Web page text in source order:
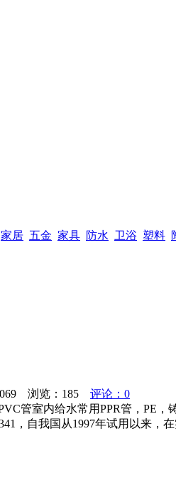
家居 五金 家具 防水 卫浴 塑料
浏览： 185
评论：0
管室内给水常用PPR管，PE，
，自我国从1997年试用以来